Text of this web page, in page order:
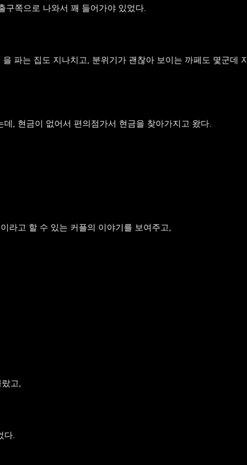
구쪽으로 나와서 꽤 들어가야 있었다.
파는 집도 지나치고, 분위기가 괜찮아 보이는 까페도 몇군데 지
, 현금이 없어서 편의점가서 현금을 찾아가지고 왔다.
라고 할 수 있는 커플의 이야기를 보여주고,
고,
다.